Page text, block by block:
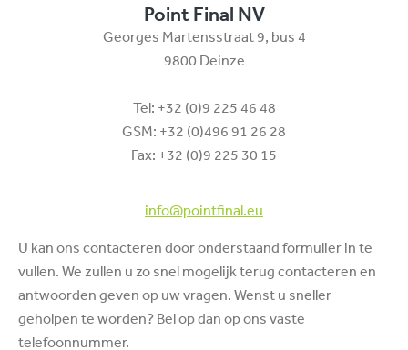
Point Final NV
Georges Martensstraat 9, bus 4
9800 Deinze
Tel: +32 (0)9 225 46 48
GSM: +32 (0)496 91 26 28
Fax: +32 (0)9 225 30 15
info@pointfinal.eu
U kan ons contacteren door onderstaand formulier in te
vullen. We zullen u zo snel mogelijk terug contacteren en
antwoorden geven op uw vragen. Wenst u sneller
geholpen te worden? Bel op dan op ons vaste
telefoonnummer.